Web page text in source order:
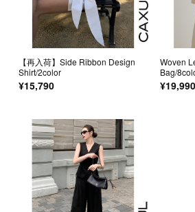
【再入荷】Side Ribbon Design
Shirt/2color
¥15,790
Woven
Bag/
¥19,990